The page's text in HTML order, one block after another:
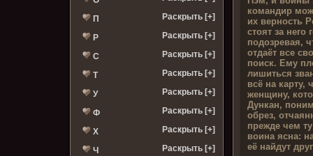
П Раскрыть [+]
Р Раскрыть [+]
С Раскрыть [+]
Т Раскрыть [+]
У Раскрыть [+]
Ф Раскрыть [+]
Х Раскрыть [+]
Ч Раскрыть [+]
командир
их верность
стоят за него
подозревая,
отдаёт все
поиск. Ему
лишиться
всё на карту,
женщину,
Дункан,
обрез,
прежде чем
воина ясна:
её найдут